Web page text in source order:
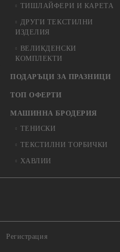
ТИШЛАЙФЕРИ И КАРЕТА
ДРУГИ ТЕКСТИЛНИ
ИЗДЕЛИЯ
ВЕЛИКДЕНСКИ
КОМПЛЕКТИ
ПОДАРЪЦИ ЗА ПРАЗНИЦИ
ТОП ОФЕРТИ
МАШИННА БРОДЕРИЯ
ТЕНИСКИ
ТЕКСТИЛНИ ТОРБИЧКИ
ХАВЛИИ
Регистрация